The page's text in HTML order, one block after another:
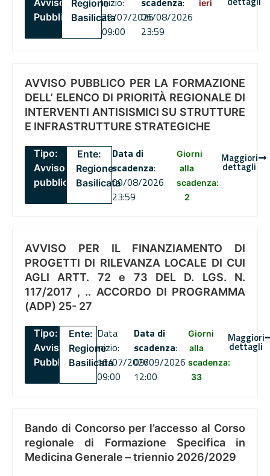
Avviso
Pubblico
Regione
Basilicata22/07/2026
09:00
06/08/2026
23:59
ieri
AVVISO PUBBLICO PER LA FORMAZIONE
DELL’ ELENCO DI PRIORITÀ REGIONALE DI
INTERVENTI ANTISISMICI SU STRUTTURE
E INFRASTRUTTURE STRATEGICHE
Tipo:
Avviso
pubblico
Ente:
Regione
Basilicata
Data di
scadenza:
09/08/2026
23:59
Giorni
alla
scadenza:
2
Maggiori
dettagli
AVVISO PER IL FINANZIAMENTO DI
PROGETTI DI RILEVANZA LOCALE DI CUI
AGLI ARTT. 72 e 73 DEL D. LGS. N.
117/2017 , .. ACCORDO DI PROGRAMMA
(ADP) 25- 27
Tipo:
Avviso
Pubblico
Ente:
Regione
Basilicata
Data
inizio:
16/07/2026
09:00
Data di
scadenza:
09/09/2026
12:00
Giorni
alla
scadenza:
33
Maggiori
dettagli
Bando di Concorso per l’accesso al Corso
regionale di Formazione Specifica in
Medicina Generale – triennio 2026/2029